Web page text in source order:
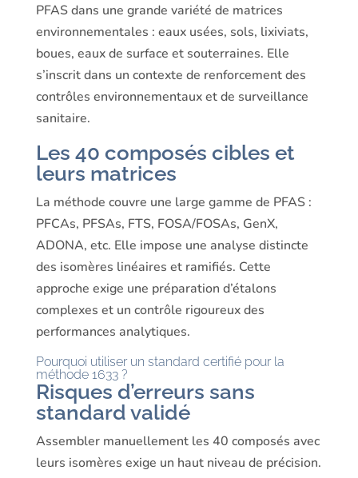
PFAS dans une grande variété de matrices
environnementales : eaux usées, sols, lixiviats,
boues, eaux de surface et souterraines. Elle
s’inscrit dans un contexte de renforcement des
contrôles environnementaux et de surveillance
sanitaire.
Les 40 composés cibles et
leurs matrices
La méthode couvre une large gamme de PFAS :
PFCAs, PFSAs, FTS, FOSA/FOSAs, GenX,
ADONA, etc. Elle impose une analyse distincte
des isomères linéaires et ramifiés. Cette
approche exige une préparation d’étalons
complexes et un contrôle rigoureux des
performances analytiques.
Pourquoi utiliser un standard certifié pour la
méthode 1633 ?
Risques d’erreurs sans
standard validé
Assembler manuellement les 40 composés avec
leurs isomères exige un haut niveau de précision.